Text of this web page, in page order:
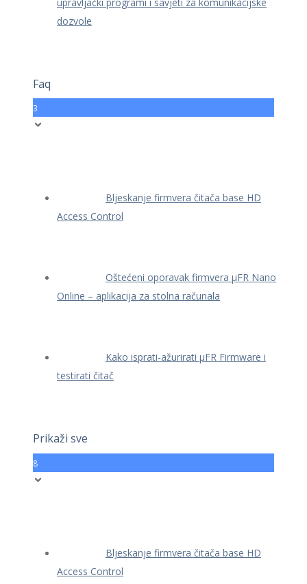
dozvole
Faq
3
Bljeskanje firmvera čitača base HD
Access Control
Oštećeni oporavak firmvera μFR Nano
Online – aplikacija za stolna računala
Kako isprati-ažurirati μFR Firmware i
testirati čitač
Prikaži sve
8
Bljeskanje firmvera čitača base HD
Access Control